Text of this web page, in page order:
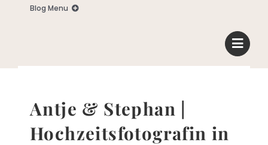
Blog Menu
Business
Antje & Stephan |
Hochzeitsfotografin in